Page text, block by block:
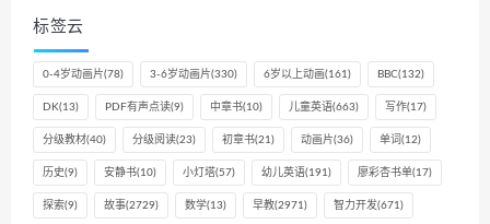
标签云
0-4岁动画片(78) 3-6岁动画片(330) 6岁以上动画(161) BBC(132)
DK(13) PDF有声点读(9) 中章书(10) 儿童英语(663) 写作(17)
分级教材(40) 分级阅读(23) 初章书(21) 动画片(36) 单词 (12)
历史(9) 安静书(10) 小灯塔(57) 幼儿英语(191) 廖彩杏书单(17)
探索(9) 故事(2729) 数学(13) 早教(2971) 智力开发(671)